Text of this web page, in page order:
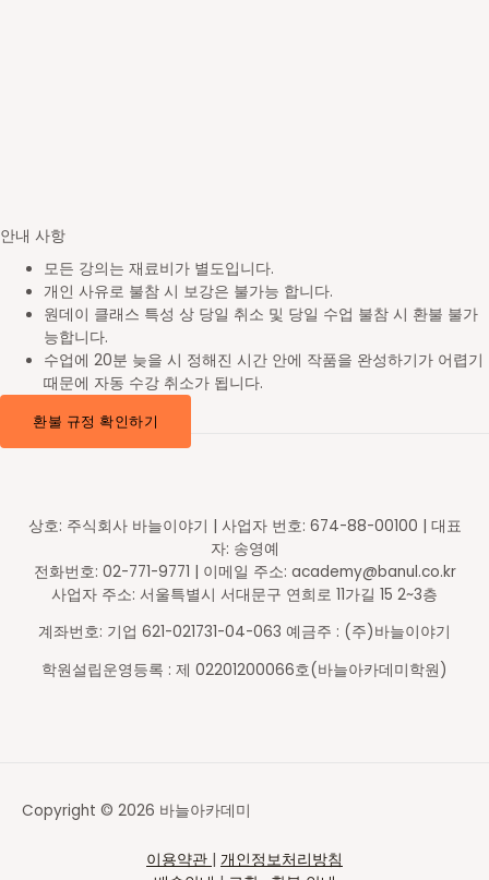
안내 사항
모든 강의는 재료비가 별도입니다.
개인 사유로 불참 시 보강은 불가능 합니다.
원데이 클래스 특성 상 당일 취소 및 당일 수업 불참 시 환불 불가
능합니다.
수업에 20분 늦을 시 정해진 시간 안에 작품을 완성하기가 어렵기
때문에 자동 수강 취소가 됩니다.
환불 규정 확인하기
상호: 주식회사 바늘이야기 | 사업자 번호: 674-88-00100 | 대표
자: 송영예
전화번호: 02-771-9771 | 이메일 주소: academy@banul.co.kr
사업자 주소: 서울특별시 서대문구 연희로 11가길 15 2~3층
계좌번호: 기업 621-021731-04-063 예금주 : (주)바늘이야기
학원설립운영등록 : 제 02201200066호(바늘아카데미학원)
Copyright © 2026 바늘아카데미
이용약관 | 개인정보처리방침